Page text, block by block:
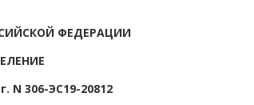
ФЕДЕРАЦИИ
N 306-ЭС19-20812